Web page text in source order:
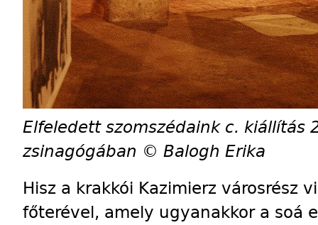
Elfeledett szomszédaink c. kiállítás
zsinagógában © Balogh Erika
Hisz a krakkói Kazimierz városrész
főterével, amely ugyanakkor a soá